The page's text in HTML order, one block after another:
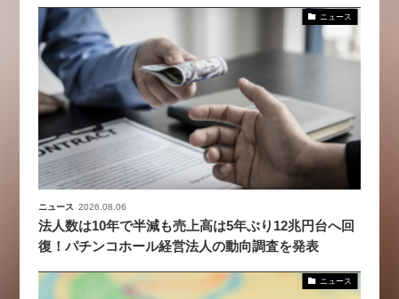
ニュース
ニュース 2026.08.06
法人数は10年で半減も売上高は5年ぶり12兆円台へ回
復！パチンコホール経営法人の動向調査を発表
ニュース